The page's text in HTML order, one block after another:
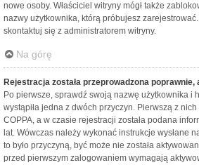
nowe osoby. Właściciel witryny mógł także
nazwy użytkownika, którą próbujesz
skontaktuj się z administratorem witryny.
Na górę
Rejestracja została przeprowadzona
Po pierwsze, sprawdź swoją nazwę użytkownika i
wystąpiła jedna z dwóch przyczyn. Pierwszą z
COPPA, a w czasie rejestracji została podana
lat. Wówczas należy wykonać instrukcje wysłane
to było przyczyną, być może nie została
przed pierwszym zalogowaniem wymagają